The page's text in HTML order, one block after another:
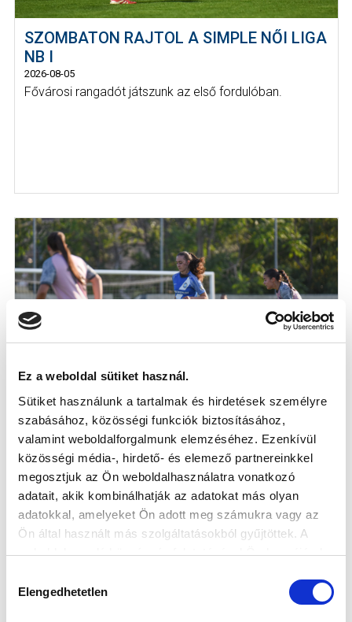
Ez a weboldal sütiket használ.
Sütiket használunk a tartalmak és hirdetések személyre
szabásához, közösségi funkciók biztosításához,
valamint weboldalforgalmunk elemzéséhez. Ezenkívül
közösségi média-, hirdető- és elemező partnereinkkel
megosztjuk az Ön weboldalhasználatra vonatkozó
adatait, akik kombinálhatják az adatokat más olyan
adatokkal, amelyeket Ön adott meg számukra vagy az
Ön által használt más szolgáltatásokból gyűjtöttek. A
weboldalon való böngészés folytatásával Ön hozzájárul a
kiválasztása
Elengedhetetlen
SZOMBATON RAJTOL A SIMPLE NŐI LIGA
NB I
2026-08-05
Fővárosi rangadót játszunk az első fordulóban.
KÉPGALÉRIA: MTK BUDAPEST-ŽFK
SPARTAK SUBOTICA 4-1
2026-08-03
A szerb bronzérmes elleni sikerrel zártuk a felkészülést.